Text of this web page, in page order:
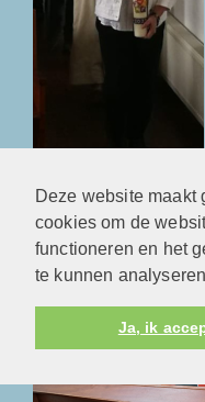
Deze website maakt
cookies om de
functioneren en het
te kunnen
Ja, ik
Veertigdagentijd en